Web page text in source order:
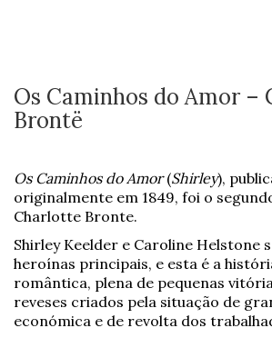
Os Caminhos do Amor –
Brontë
Os Caminhos do Amor(Shirley),
originalmente em 1849, foi o
Charlotte Bronte.
Shirley Keelder e Caroline Helstone
heroínas principais, e esta é a
romântica, plena de pequenas
reveses criados pela situação de
económica e de revolta dos